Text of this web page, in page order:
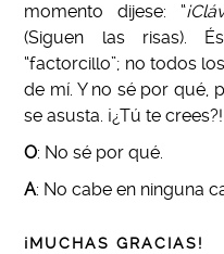
momento dijese: “
(Siguen las risas).
“factorcillo”; no todos
de mí. Y no sé por qué,
se asusta. ¡¿Tú te crees?!
O: No sé por qué.
A: No cabe en ninguna
¡MUCHAS GRACIAS!